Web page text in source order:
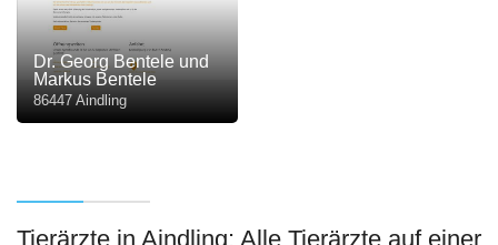
Dr. Georg Bentele und
Markus Bentele
86447 Aindling
Tierärzte in Aindling: Alle Tierärzte auf einer